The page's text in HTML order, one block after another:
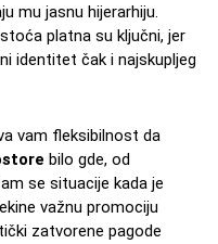
mu jasnu hijerarhiju.
platna su ključni, jer
identitet čak i najskupljeg
vam fleksibilnost da
bilo gde, od
se situacije kada je
važnu promociju
zatvorene pagode